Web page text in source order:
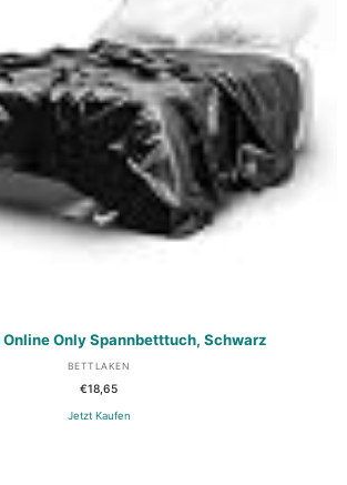
Online Only Spannbetttuch, Schwarz
BETTLAKEN
€18,65
Jetzt Kaufen